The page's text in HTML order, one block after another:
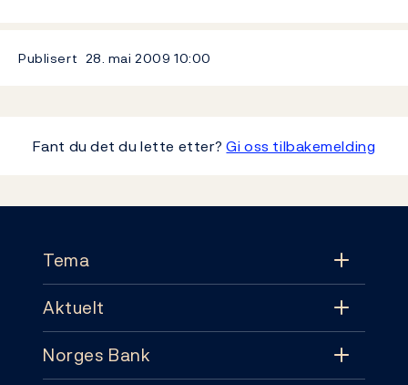
Publisert 28. mai 2009 10:00
Fant du det du lette etter?Gi oss tilbakemelding
Tema
Tema
Pengepolitikk
Aktuelt
Aktuelt
Norges Bank